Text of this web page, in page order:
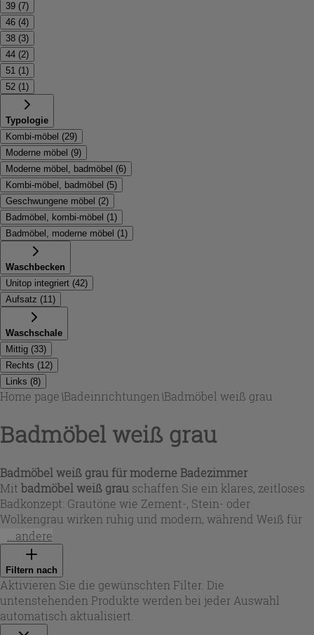
39 (7)
46 (4)
38 (3)
44 (2)
51 (1)
52 (1)
Typologie
Kombi-möbel (29)
Moderne möbel (9)
Moderne möbel, badmöbel (6)
Kombi-möbel, badmöbel (5)
Geschwungene möbel (2)
Badmöbel, kombi-möbel (1)
Badmöbel, moderne möbel (1)
Waschbecken
Unitop integriert (42)
Aufsatz (11)
Waschschale
Mittig (33)
Rechts (12)
Links (8)
Home page\Badeinrichtungen \Badmöbel weiß grau
Badmöbel weiß grau
Badmöbel weiß grau für moderne Badezimmer
Mit badmöbel weiß grau schaffen Sie ein klares, zeitloses
Badkonzept: Grautöne wie Zement-, Stein- oder
Wolkengrau wirken ruhig und modern, während Weiß für
Helligkeit sorgt. In der Auswahl finden Sie sowohl
wandhängende Lösungen für eine leichte Optik als auch
Standmöbel für mehr Präsenz – ideal, wenn Sie Stauraum
und Design in Einklang bringen möchten. Diese
Kombination passt zu minimalistischen, urbanen und
skandinavisch inspirierten Einrichtungen und lässt sich
leicht mit Chrom, Schwarz matt oder Holzdetails ergänzen.
...andere
Filtern nach
Aktivieren Sie die gewünschten Filter. Die
untenstehenden Produkte werden bei jeder Auswahl
automatisch aktualisiert.